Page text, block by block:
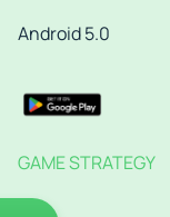
Android 5.0
GAME STRATEGY